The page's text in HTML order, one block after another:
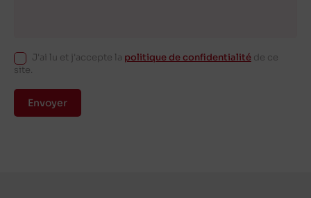
J'ai lu et j'accepte la politique de confidentialité de ce
site.
Envoyer